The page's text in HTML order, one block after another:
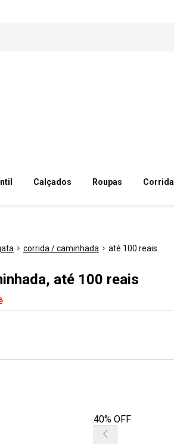
Calçados Roupas Corrida
corrida / caminhada até 100 reais
até 100 reais
40% OFF